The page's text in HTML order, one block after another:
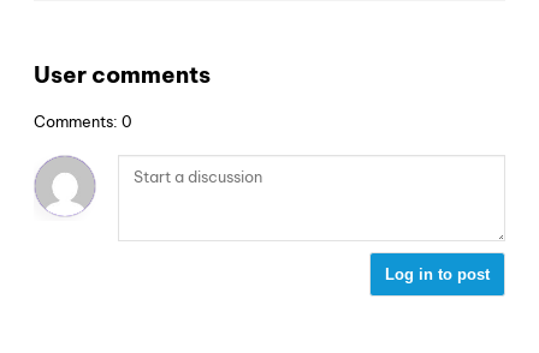
User comments
Comments: 0
Log in to post